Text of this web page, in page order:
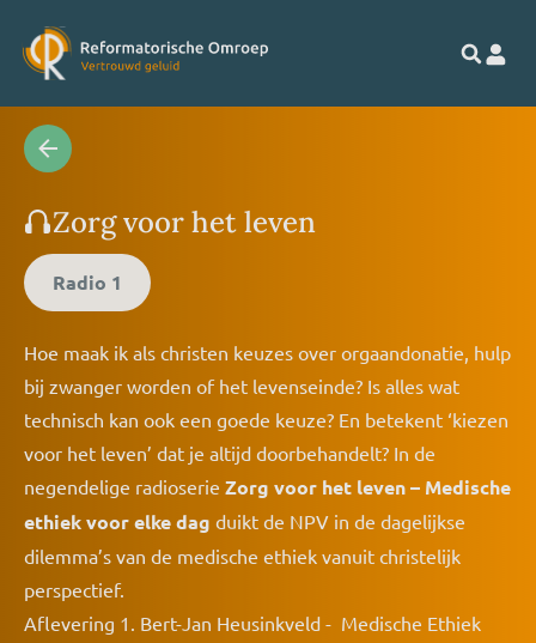
Zorg voor het leven
Radio 1
Hoe maak ik als christen keuzes over orgaandonatie, hulp
bij zwanger worden of het levenseinde? Is alles wat
technisch kan ook een goede keuze? En betekent ‘kiezen
voor het leven’ dat je altijd doorbehandelt? In de
negendelige radioserie Zorg voor het leven – Medische
ethiek voor elke dag duikt de NPV in de dagelijkse
dilemma’s van de medische ethiek vanuit christelijk
perspectief.
Aflevering 1. Bert-Jan Heusinkveld - Medische Ethiek